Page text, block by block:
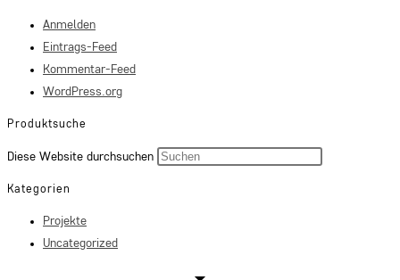
Anmelden
Eintrags-Feed
Kommentar-Feed
WordPress.org
Produktsuche
Diese Website durchsuchen
Kategorien
Projekte
Uncategorized